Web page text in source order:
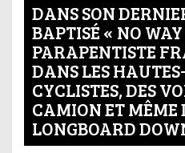
DANS SON
BAPTISÉ « NO
PARAPENTISTE
DANS LES
CYCLISTES, DES
CAMION ET MÊME
LONGBOARD